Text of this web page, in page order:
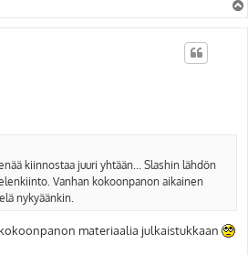
kiinnostaa juuri yhtään... Slashin lähdön
Vanhan kokoonpanon aikainen
nykyäänkin.
materiaalia julkaistukkaan